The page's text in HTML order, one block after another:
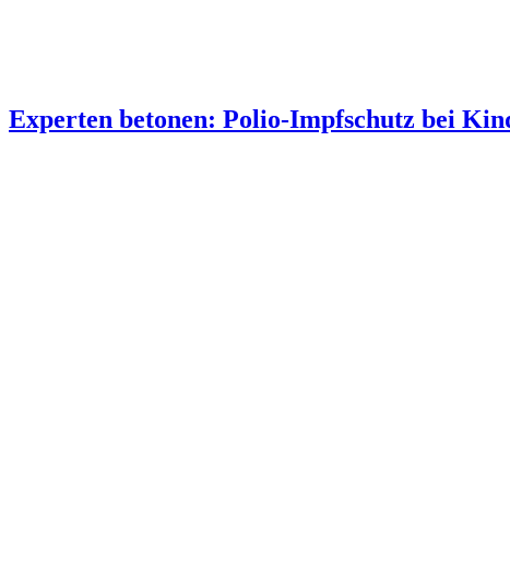
Experten betonen: Polio-Impfschutz bei